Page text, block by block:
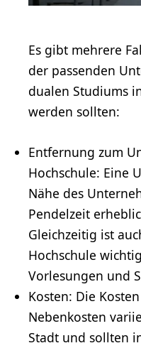
Es gibt mehrere
der passenden
dualen Studiums
werden sollten:
Entfernung zum
Hochschule: Eine
Nähe des
Pendelzeit
Gleichzeitig ist
Hochschule
Vorlesungen und
Kosten: Die
Nebenkosten
Stadt und sollten